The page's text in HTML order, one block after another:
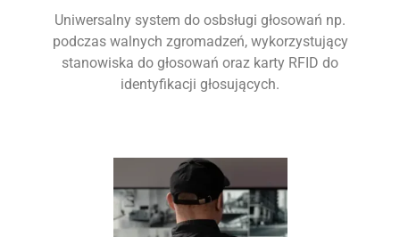
Uniwersalny system do osbsługi głosowań np.
podczas walnych zgromadzeń, wykorzystujący
stanowiska do głosowań oraz karty RFID do
identyfikacji głosujących.